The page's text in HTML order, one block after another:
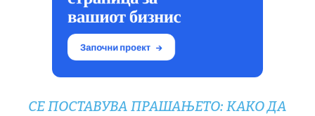
СЕ ПОСТАВУВА ПРАШАЊЕТО: КАКО ДА